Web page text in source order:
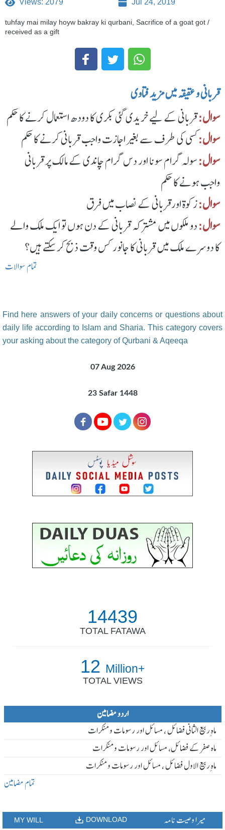
Views: 2079 Jul 24, 2019
tuhfay mai milay hoyw bakray ki qurbani, Sacrifice of a goat got /
received as a gift
قربانی و عقیقہ میں مزید فتاوی
سوال:قربانی کے لیے خریدی گئی بکری کا دودھ استعمال کرنے کا حکم
سوال:کسی کی طرف سے بغیر اجازت واجب قربانی کرنے کا حکم
سوال:سولہ گرام سونا اور دس گرام چاندی کے مالک پر قربانی
واجب ہونے کا حکم
سوال:زکوة اورقربانی کے نصاب میں فرق
سوال:دو ملکوں میں مشترکہ قربانی کے دن ہوں تو ایک ملک والے
کا دوسرے ملک میں قربانی کا جانور کس وقت ذبح کرسکتے ہیں؟
تمام سوالات
Find here answers of your daily concerns or questions about
daily life according to Islam and Sharia. This category covers
your asking about the category of Qurbani & Aqeeqa
07 Aug 2026
23 Safar 1448
14439
TOTAL FATAWA
12 Million+
TOTAL VIEWS
اردو مضامین
ماہ ِربیع الثانی فضائل ، مسائل اور رسومات و منکرات
ماہ صفر کے فضائل، مسائل اور رسومات و منکرات
ماہ ِربیع الاول فضائل ، مسائل اور رسومات و منکرات
تمام مضامین
MY WILL DOWNLOAD میرا وصیت نامہ